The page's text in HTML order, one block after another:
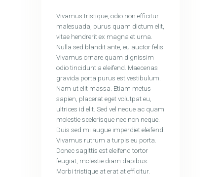
Vivamus tristique, odio non efficitur
malesuada, purus quam dictum elit,
vitae hendrerit ex magna et urna.
Nulla sed blandit ante, eu auctor felis.
Vivamus ornare quam dignissim
odio tincidunt a eleifend. Maecenas
gravida porta purus est vestibulum.
Nam ut elit massa. Etiam metus
sapien, placerat eget volutpat eu,
ultrices id elit. Sed vel neque ac quam
molestie scelerisque nec non neque.
Duis sed mi augue imperdiet eleifend.
Vivamus rutrum a turpis eu porta.
Donec sagittis est eleifend tortor
feugiat, molestie diam dapibus.
Morbi tristique at erat at efficitur.